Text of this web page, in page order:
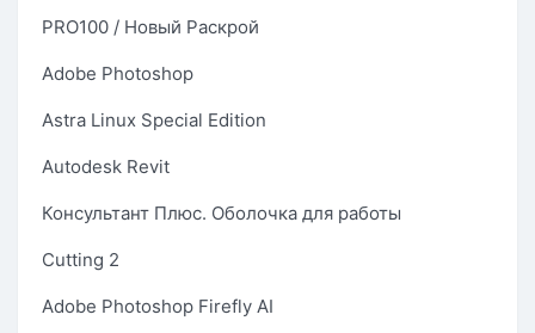
PRO100 / Новый Раскрой
Adobe Photoshop
Astra Linux Special Edition
Autodesk Revit
Консультант Плюс. Оболочка для работы
Cutting 2
Adobe Photoshop Firefly AI